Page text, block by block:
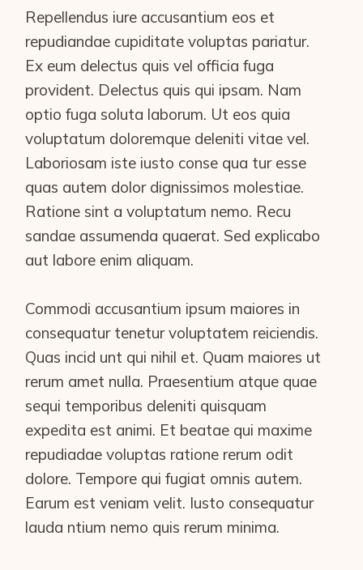
Repellendus iure accusantium eos et
repudiandae cupiditate voluptas pariatur.
Ex eum delectus quis vel officia fuga
provident. Delectus quis qui ipsam. Nam
optio fuga soluta laborum. Ut eos quia
voluptatum doloremque deleniti vitae vel.
Laboriosam iste iusto conse qua tur esse
quas autem dolor dignissimos molestiae.
Ratione sint a voluptatum nemo. Recu
sandae assumenda quaerat. Sed explicabo
aut labore enim aliquam.
Commodi accusantium ipsum maiores in
consequatur tenetur voluptatem reiciendis.
Quas incid unt qui nihil et. Quam maiores ut
rerum amet nulla. Praesentium atque quae
sequi temporibus deleniti quisquam
expedita est animi. Et beatae qui maxime
repudiadae voluptas ratione rerum odit
dolore. Tempore qui fugiat omnis autem.
Earum est veniam velit. Iusto consequatur
lauda ntium nemo quis rerum minima.